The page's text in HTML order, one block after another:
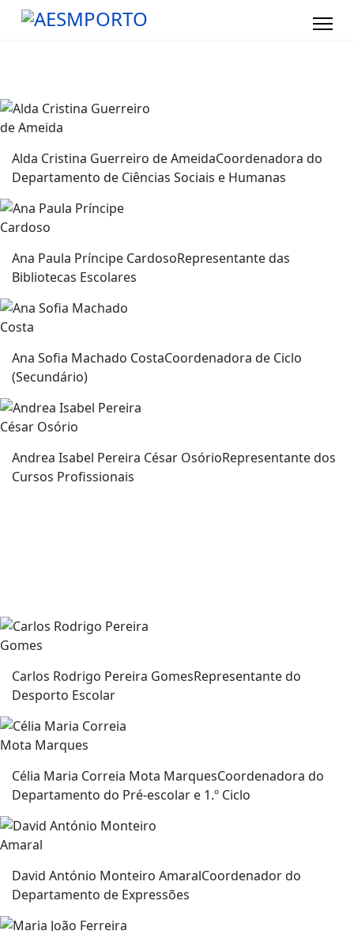
Alda Cristina Guerreiro de AmeidaCoordenadora do
Departamento de Ciências Sociais e Humanas
Ana Paula Príncipe CardosoRepresentante das
Bibliotecas Escolares
Ana Sofia Machado CostaCoordenadora de Ciclo
(Secundário)
Andrea Isabel Pereira César OsórioRepresentante dos
Cursos Profissionais
Carlos Rodrigo Pereira GomesRepresentante do
Desporto Escolar
Célia Maria Correia Mota MarquesCoordenadora do
Departamento do Pré-escolar e 1.º Ciclo
David António Monteiro AmaralCoordenador do
Departamento de Expressões